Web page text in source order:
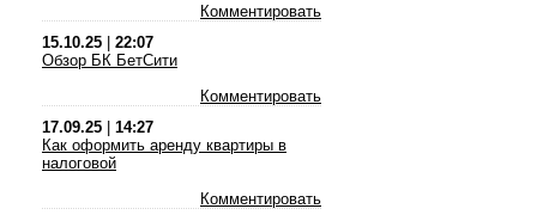
Комментировать
15.10.25
22:07
Обзор БК БетСити
Комментировать
17.09.25
14:27
Как оформить аренду квартиры в
налоговой
Комментировать